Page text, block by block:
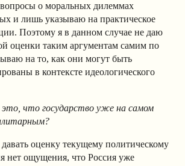
вопросы о моральных дилеммах
и лишь указываю на практическое
Поэтому я в данном случае не даю
оценки таким аргументам самим по
на то, как они могут быть
в контексте идеологического
что государство уже на самом
оценку текущему политическому
нет ощущения, что Россия уже